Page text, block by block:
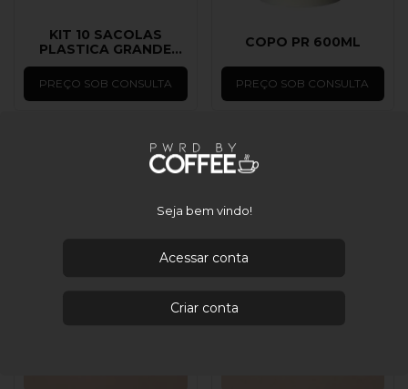
KIT 10 SACOLAS
PLASTICA GRANDE
PWRD
PREÇO SOB CONSULTA
COPO PR 600ML
PREÇO SOB CONSULTA
Seja bem vindo!
Acessar conta
Criar conta